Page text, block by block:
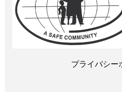
プライバシー